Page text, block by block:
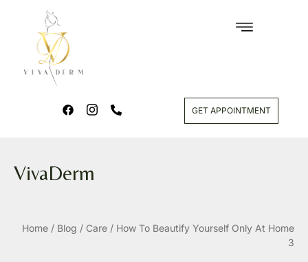
GET APPOINTMENT
VivaDerm
Home / Blog / Care / How To Beautify Yourself Only At Home
3